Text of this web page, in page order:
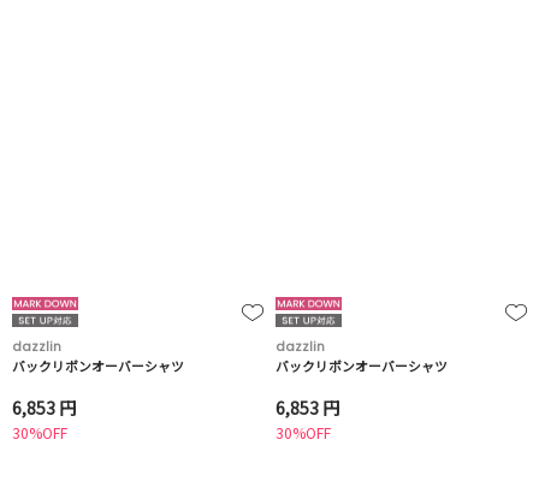
dazzlin
バックリボンオーバーシャツ
6,853 円
30%OFF
dazzlin
バックリボンオーバーシャツ
6,853 円
30%OFF